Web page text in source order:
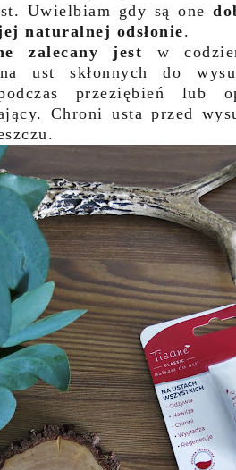
Uwielbiam gdy są one
naturalnej odsłonie.
zalecany jest w
ust skłonnych do
przeziębień lub
Chroni usta przed